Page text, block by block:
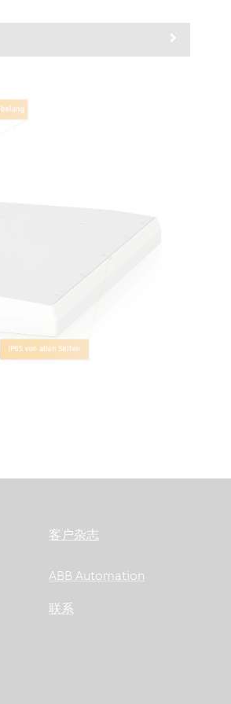
客户杂志
ABB Automation
联系